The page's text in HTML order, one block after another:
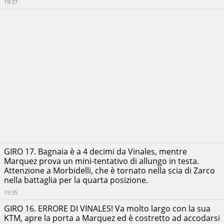
19:37
GIRO 17. Bagnaia è a 4 decimi da Vinales, mentre
Marquez prova un mini-tentativo di allungo in testa.
Attenzione a Morbidelli, che è tornato nella scia di Zarco
nella battaglia per la quarta posizione.
19:35
GIRO 16. ERRORE DI VINALES! Va molto largo con la sua
KTM, apre la porta a Marquez ed è costretto ad accodarsi